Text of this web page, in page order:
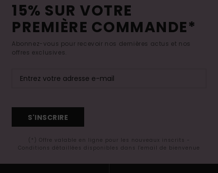
15% SUR VOTRE
PREMIÈRE COMMANDE*
Abonnez-vous pour recevoir nos dernières actus et nos
offres exclusives.
S'INSCRIRE
(*) Offre valable en ligne pour les nouveaux inscrits -
Conditions détaillées disponibles dans l'email de bienvenue